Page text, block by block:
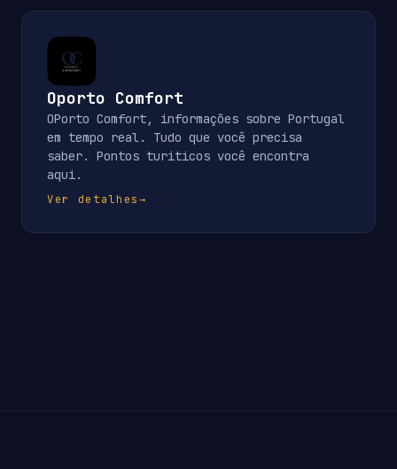
Oporto Comfort
OPorto Comfort, informações sobre Portugal
em tempo real. Tudo que você precisa
saber. Pontos turiticos você encontra
aqui.
Ver detalhes→